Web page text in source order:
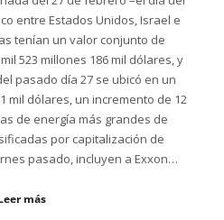
entre Estados Unidos, Israel e
tenían un valor conjunto de
523 millones 186 mil dólares, y
pasado día 27 se ubicó en un
mil dólares, un incremento de 12
de energía más grandes de
por capitalización de
pasado, incluyen a Exxon…
más